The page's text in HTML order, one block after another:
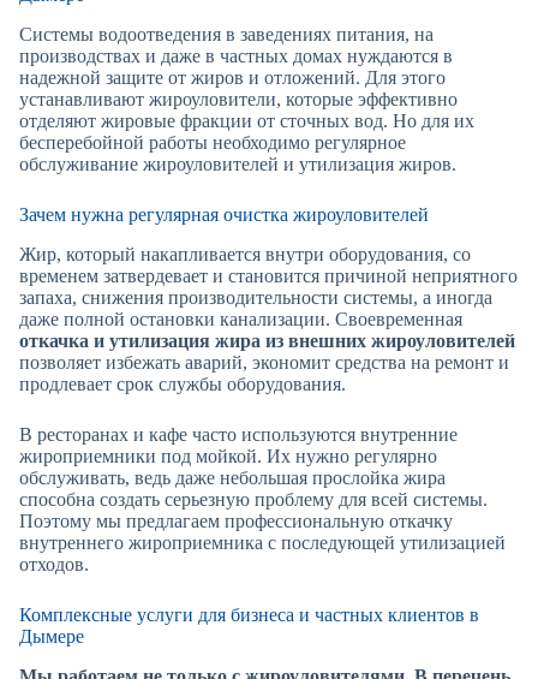
Системы водоотведения в заведениях питания, на
производствах и даже в частных домах нуждаются в
надежной защите от жиров и отложений. Для этого
устанавливают жироуловители, которые эффективно
отделяют жировые фракции от сточных вод. Но для их
бесперебойной работы необходимо регулярное
обслуживание жироуловителей и утилизация жиров.
Зачем нужна регулярная очистка жироуловителей
Жир, который накапливается внутри оборудования, со
временем затвердевает и становится причиной неприятного
запаха, снижения производительности системы, а иногда
даже полной остановки канализации. Своевременная
откачка и утилизация жира из внешних жироуловителей
позволяет избежать аварий, экономит средства на ремонт и
продлевает срок службы оборудования.
В ресторанах и кафе часто используются внутренние
жироприемники под мойкой. Их нужно регулярно
обслуживать, ведь даже небольшая прослойка жира
способна создать серьезную проблему для всей системы.
Поэтому мы предлагаем профессиональную откачку
внутреннего жироприемника с последующей утилизацией
отходов.
Комплексные услуги для бизнеса и частных клиентов в
Дымере